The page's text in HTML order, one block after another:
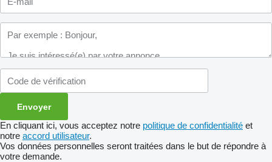
En cliquant ici, vous acceptez notre politique de confidentialité et
notre accord utilisateur.
Vos données personnelles seront traitées dans le but de répondre à
votre demande.